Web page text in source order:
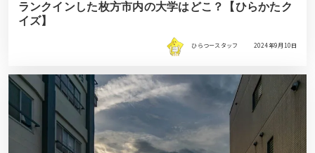
ランクインした枚方市内の大学はどこ？【ひらかたク
イズ】
ひらつースタッフ 2024年9月10日